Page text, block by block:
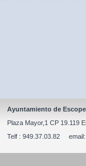
Ayuntamiento de
Plaza Mayor,1 CP 19.119
Telf : 949.37.03.82 email: